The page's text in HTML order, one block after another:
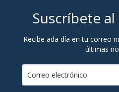
Suscríbete
Recibe ada día en tu correo
últimas